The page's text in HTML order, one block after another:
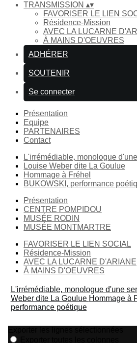
TRANSMISSION ▴▾
FAVORISER LE LIEN
Résidence-Mission
AVEC LA LUCARNE
À MAINS D'OEUVRES
ADHÉRER
SOUTENIR
Se connecter
Présentation
Equipe
PARTENAIRES
Contact
L'irrémédiable, monologue
Louise Weber dite La Goulue
Hommage à Fréhel
BUKOWSKI, performance
Présentation
CENTRE POMPIDOU
MUSÉE RODIN
MUSÉE MONTMARTRE
FAVORISER LE LIEN SOCIAL
Résidence-Mission
AVEC LA LUCARNE D'ARIANE
À MAINS D'OEUVRES
L'irrémédiable, monologue d'une
Weber dite La Goulue Hommage à
performance poétique